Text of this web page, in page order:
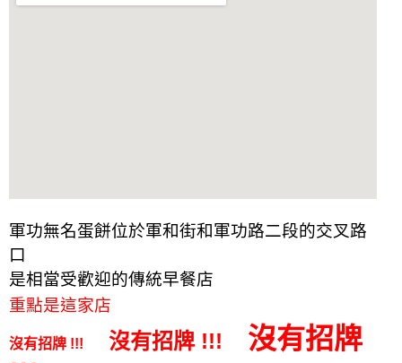
軍功無名蛋餅位於軍和街和軍功路二段的交叉路
口
是相當受歡迎的傳統早餐店
重點是這家店
沒有招牌 !!! 沒有招牌 !!! 沒有招牌